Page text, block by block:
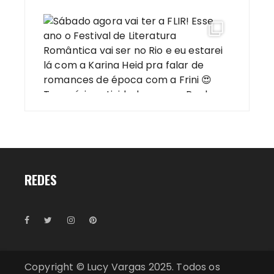
REDES
Copyright © Lucy Vargas 2025. Todos os